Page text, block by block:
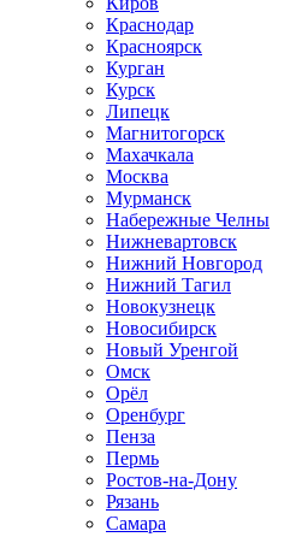
Краснодар
Красноярск
Курган
Курск
Липецк
Магнитогорск
Махачкала
Москва
Мурманск
Набережные Челны
Нижневартовск
Нижний Новгород
Нижний Тагил
Новокузнецк
Новосибирск
Новый Уренгой
Омск
Орёл
Оренбург
Пенза
Пермь
Ростов-на-Дону
Рязань
Самара